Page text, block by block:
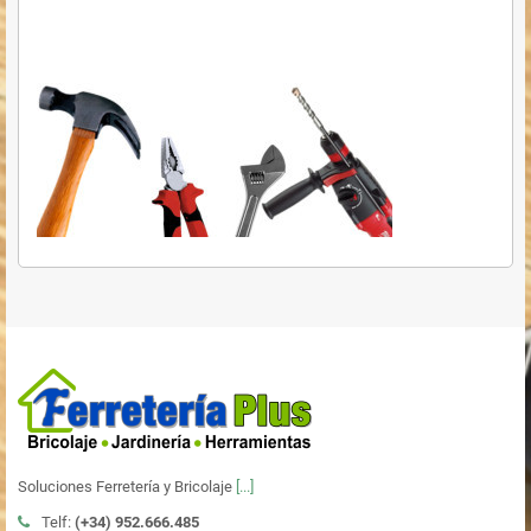
Soluciones Ferretería y Bricolaje [...]
Telf: (+34) 952.666.485